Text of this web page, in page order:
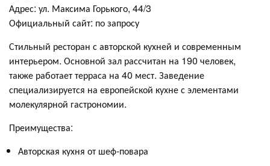
Адрес: ул. Максима Горького, 44/3
Официальный сайт: по запросу
Стильный ресторан с авторской кухней и современным
интерьером. Основной зал рассчитан на 190 человек,
также работает терраса на 40 мест. Заведение
специализируется на европейской кухне с элементами
молекулярной гастрономии.
Преимущества:
Авторская кухня от шеф-повара